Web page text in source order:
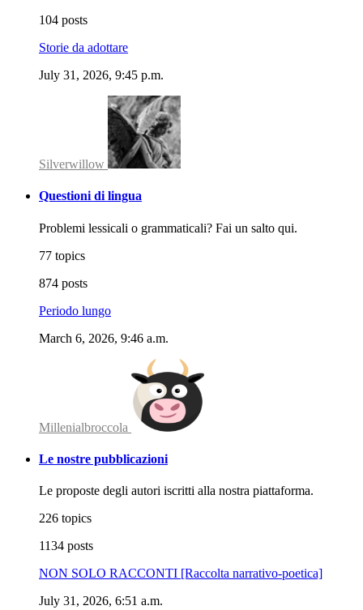
104 posts
Storie da adottare
July 31, 2026, 9:45 p.m.
Silverwillow
Questioni di lingua
Problemi lessicali o grammaticali? Fai un salto qui.
77 topics
874 posts
Periodo lungo
March 6, 2026, 9:46 a.m.
Millenialbroccola
Le nostre pubblicazioni
Le proposte degli autori iscritti alla nostra piattaforma.
226 topics
1134 posts
NON SOLO RACCONTI [Raccolta narrativo-poetica]
July 31, 2026, 6:51 a.m.